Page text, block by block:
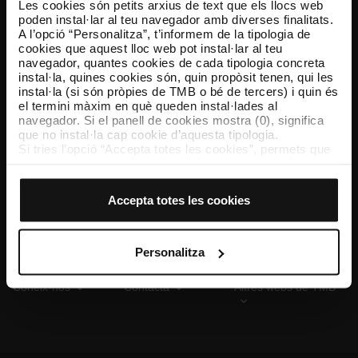
Les cookies són petits arxius de text que els llocs web
poden instal·lar al teu navegador amb diverses finalitats.
A l’opció “Personalitza”, t’informem de la tipologia de
cookies que aquest lloc web pot instal·lar al teu
navegador, quantes cookies de cada tipologia concreta
instal·la, quines cookies són, quin propòsit tenen, qui les
instal·la (si són pròpies de TMB o bé de tercers) i quin és
el termini màxim en què queden instal·lades al
navegador. Si el panell de cookies mostra (0), significa
que no instal·la cap cookie d’aquesta tipologia.
Si tries l’opció “Accepta totes les cookies”, permets que
El selector que es troba a la dreta de cada tipologia de
cookies d’aquella classe.
Un cop hagis marcat les teves preferències, has de fer
clic sobre “Selecciona i configura”. Així, s’instal·laran
només les cookies de la tipologia que hagis seleccionat
personalització, perquè permeten recordar les teves
opcions de navegació (com ara l’idioma) i milloren la teva
Accepta totes les cookies
Personalitza
TMB App
Descarrega’t TMB App i compra els teus bitllets
App Store Google Play
Coneix-nos Contacta Altres webs de TMB